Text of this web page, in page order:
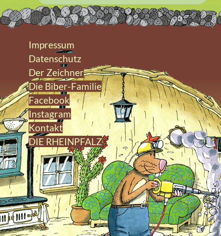
Impressum
Datenschutz
Der Zeichner
Die Biber-Familie
Facebook
Instagram
Kontakt
DIE RHEINPFALZ